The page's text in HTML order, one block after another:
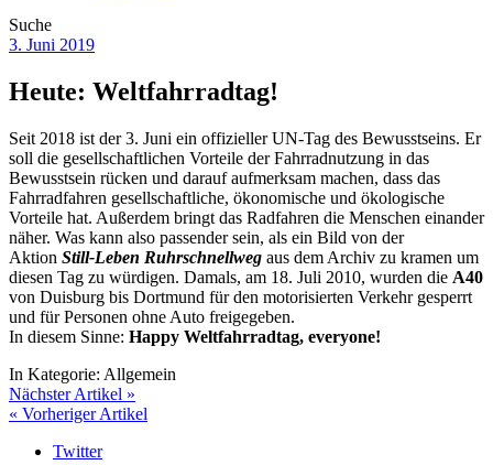
Suche
3. Juni 2019
Heute: Weltfahrradtag!
Seit 2018 ist der 3. Juni ein offizieller UN-Tag des Bewusstseins. Er
soll die gesellschaftlichen Vorteile der Fahrradnutzung in das
Bewusstsein rücken und darauf aufmerksam machen, dass das
Fahrradfahren gesellschaftliche, ökonomische und ökologische
Vorteile hat. Außerdem bringt das Radfahren die Menschen einander
näher. Was kann also passender sein, als ein Bild von der
Aktion Still-Leben Ruhrschnellweg aus dem Archiv zu kramen um
diesen Tag zu würdigen. Damals, am 18. Juli 2010, wurden die A40
von Duisburg bis Dortmund für den motorisierten Verkehr gesperrt
und für Personen ohne Auto freigegeben.
In diesem Sinne: Happy Weltfahrradtag, everyone!
In Kategorie: Allgemein
Nächster Artikel »
« Vorheriger Artikel
Twitter